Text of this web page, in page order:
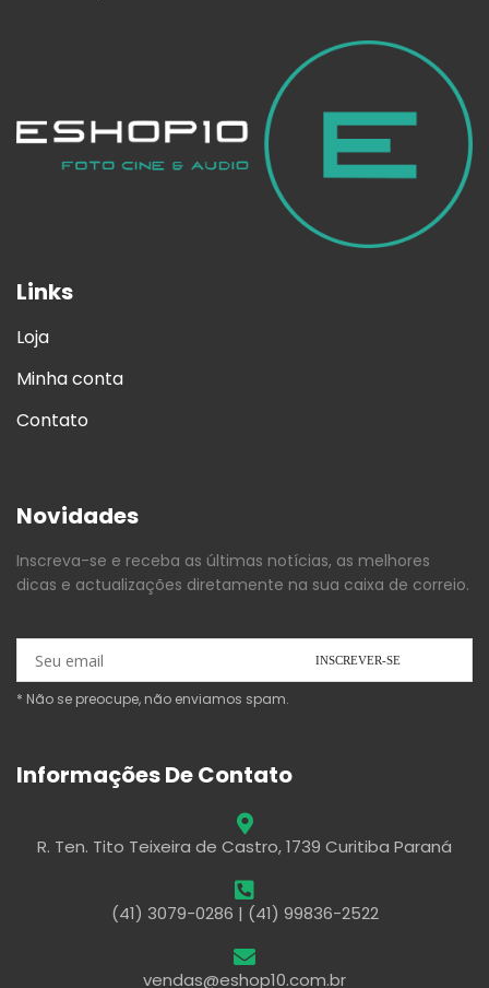
Links
Loja
Minha conta
Contato
Novidades
Inscreva-se e receba as últimas notícias, as melhores
dicas e actualizações diretamente na sua caixa de correio.
* Não se preocupe, não enviamos spam.
Informações De Contato
R. Ten. Tito Teixeira de Castro, 1739 Curitiba Paraná
(41) 3079-0286 | (41) 99836-2522
vendas@eshop10.com.br